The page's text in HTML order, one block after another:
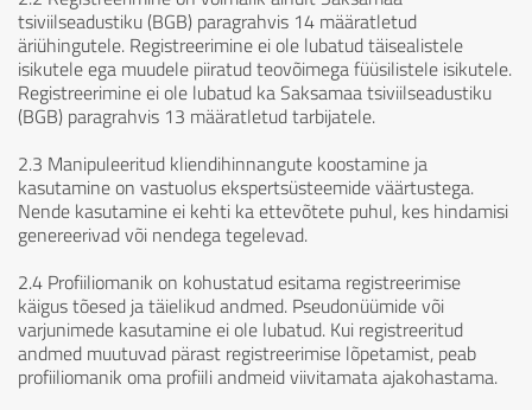
tsiviilseadustiku (BGB) paragrahvis 14 määratletud
äriühingutele. Registreerimine ei ole lubatud täisealistele
isikutele ega muudele piiratud teovõimega füüsilistele isikutele.
Registreerimine ei ole lubatud ka Saksamaa tsiviilseadustiku
(BGB) paragrahvis 13 määratletud tarbijatele.
2.3 Manipuleeritud kliendihinnangute koostamine ja
kasutamine on vastuolus ekspertsüsteemide väärtustega.
Nende kasutamine ei kehti ka ettevõtete puhul, kes hindamisi
genereerivad või nendega tegelevad.
2.4 Profiiliomanik on kohustatud esitama registreerimise
käigus tõesed ja täielikud andmed. Pseudonüümide või
varjunimede kasutamine ei ole lubatud. Kui registreeritud
andmed muutuvad pärast registreerimise lõpetamist, peab
profiiliomanik oma profiili andmeid viivitamata ajakohastama.